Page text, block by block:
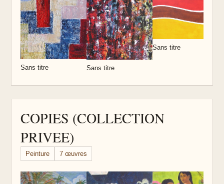
Sans titre Sans titre
Sans titre
COPIES (COLLECTION
PRIVEE)
Peinture 7 œuvres